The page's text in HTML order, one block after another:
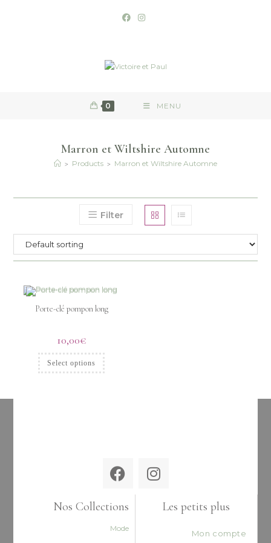
0 MENU
Marron et Wiltshire Automne
> Products > Marron et Wiltshire Automne
Filter
Porte-clé pompon long
10,00€
Select options
Nos Collections
Mode
Les petits plus
Mon compte